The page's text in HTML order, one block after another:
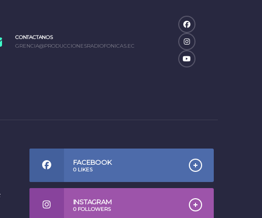
CONTACTANOS
GRENCIA@PRODUCCIONESRADIOFONICAS.EC
FACEBOOK
0LIKES
INSTAGRAM
0FOLLOWERS